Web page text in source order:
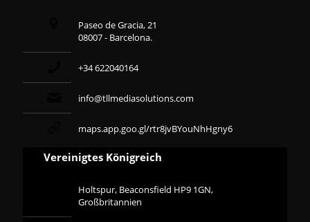
Paseo de Gracia, 21
08007 - Barcelona.
+34 622040164
info@tllmediasolutions.com
maps.app.goo.gl/rtr8jvBYouNhHgny6
Vereinigtes Königreich
Holtspur, Beaconsfield HP9 1GN,
Großbritannien